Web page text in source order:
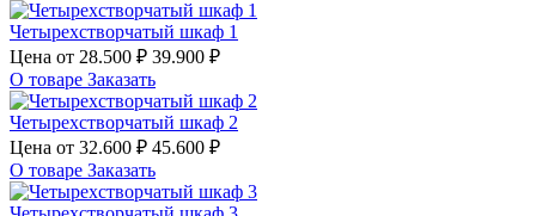
Четырехстворчатый шкаф 1
Цена от 28.500 ₽ 39.900 ₽
О товаре Заказать
Четырехстворчатый шкаф 2
Цена от 32.600 ₽ 45.600 ₽
О товаре Заказать